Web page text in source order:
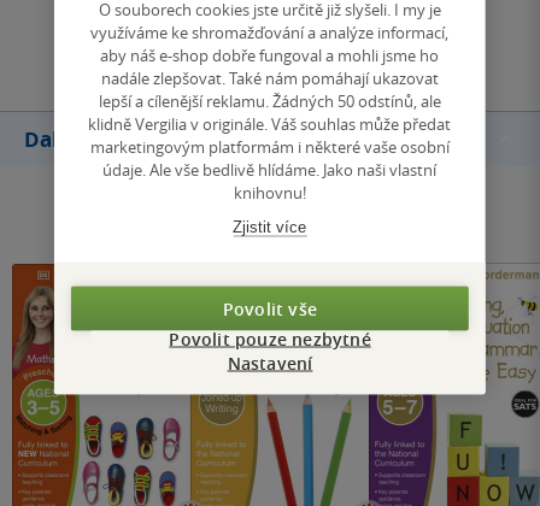
Přidat hodnocení
Další knihy autora
O souborech cookies jste určitě již slyšeli. I my je
využíváme ke shromažďování a analýze informací,
aby náš e-shop dobře fungoval a mohli jsme ho
nadále zlepšovat. Také nám pomáhají ukazovat
lepší a cílenější reklamu. Žádných 50 odstínů, ale
klidně Vergilia v originále. Váš souhlas může předat
marketingovým platformám i některé vaše osobní
údaje. Ale vše bedlivě hlídáme. Jako naši vlastní
knihovnu!
Zjistit více
Povolit vše
Povolit pouze nezbytné
Nastavení